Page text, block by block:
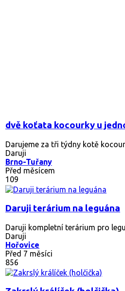
dvě koťata kocourky u
Darujeme za tři týdny kotě
Daruji
Brno-Tuřany
Před měsícem
109
Daruji terárium na leguána
Daruji kompletní terárium pro
Daruji
Hořovice
Před 7 měsíci
856